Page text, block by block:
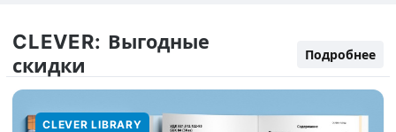
CLEVER: Выгодные
скидки
Подробнее
CLEVER LIBRARY